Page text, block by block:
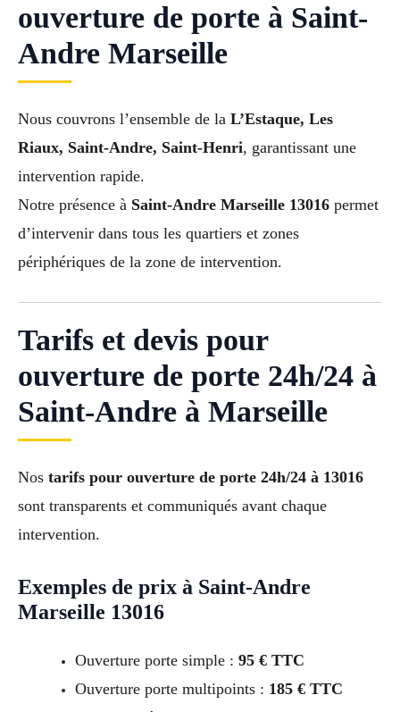
ouverture de porte à Saint-
Andre Marseille
Nous couvrons l’ensemble de la L’Estaque, Les
Riaux, Saint-Andre, Saint-Henri, garantissant une
intervention rapide.
Notre présence à Saint-Andre Marseille 13016 permet
d’intervenir dans tous les quartiers et zones
périphériques de la zone de intervention.
Tarifs et devis pour
ouverture de porte 24h/24 à
Saint-Andre à Marseille
Nos tarifs pour ouverture de porte 24h/24 à 13016
sont transparents et communiqués avant chaque
intervention.
Exemples de prix à Saint-Andre
Marseille 13016
Ouverture porte simple : 95 € TTC
Ouverture porte multipoints : 185 € TTC